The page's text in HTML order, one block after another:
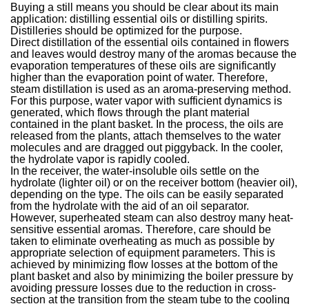
Buying a still means you should be clear about its main
application: distilling essential oils or distilling spirits.
Distilleries should be optimized for the purpose.
Direct distillation of the essential oils contained in flowers
and leaves would destroy many of the aromas because the
evaporation temperatures of these oils are significantly
higher than the evaporation point of water. Therefore,
steam distillation is used as an aroma-preserving method.
For this purpose, water vapor with sufficient dynamics is
generated, which flows through the plant material
contained in the plant basket. In the process, the oils are
released from the plants, attach themselves to the water
molecules and are dragged out piggyback. In the cooler,
the hydrolate vapor is rapidly cooled.
In the receiver, the water-insoluble oils settle on the
hydrolate (lighter oil) or on the receiver bottom (heavier oil),
depending on the type. The oils can be easily separated
from the hydrolate with the aid of an oil separator.
However, superheated steam can also destroy many heat-
sensitive essential aromas. Therefore, care should be
taken to eliminate overheating as much as possible by
appropriate selection of equipment parameters. This is
achieved by minimizing flow losses at the bottom of the
plant basket and also by minimizing the boiler pressure by
avoiding pressure losses due to the reduction in cross-
section at the transition from the steam tube to the cooling